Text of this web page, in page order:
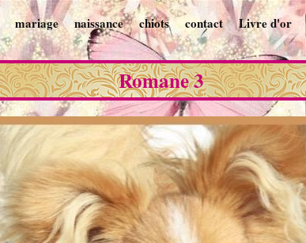
mariage naissance chiots contact Livre d'or
Romane 3